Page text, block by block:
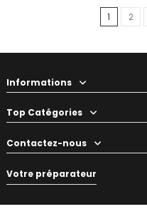
1 2
Informations
Top Catégories
Contactez-nous
Votre préparateur